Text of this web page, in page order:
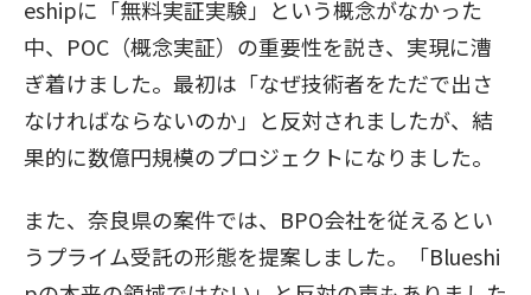
eshipに「無料実証実験」という概念がなかった
中、POC（概念実証）の重要性を説き、実現に漕
ぎ着けました。最初は「なぜ技術者をただで出さ
なければならないのか」と反対されましたが、結
果的に数億円規模のプロジェクトになりました。
また、奈良県の案件では、BPO会社を従えるとい
うプライム受託の形態を提案しました。「Blueshi